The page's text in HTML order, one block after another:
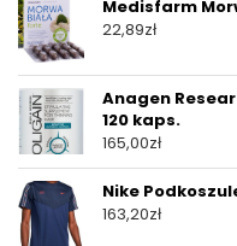
Medisfarm
22,89zł
Anagen
120 kaps.
165,00zł
Nike
163,20zł